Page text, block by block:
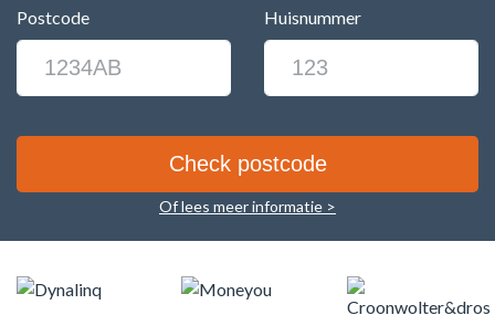
Postcode Huisnummer
Of lees meer informatie >